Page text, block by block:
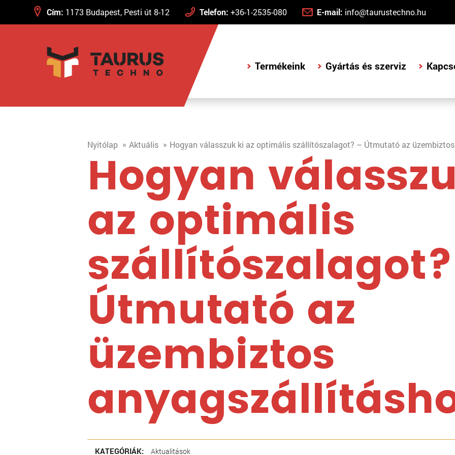
Cím: 1173 Budapest, Pesti út 8-12 Telefon: +36-1-2535-080 E-mail: info@taurustechno.hu
Termékeink Gyártás és szerviz
Nyitólap Aktuális Hogyan válasszuk ki az optimális szállítószalagot? – Útmutató az
Hogyan
az optimális
Útmutató az
üzembiztos
KATEGÓRIÁK: Aktualitások